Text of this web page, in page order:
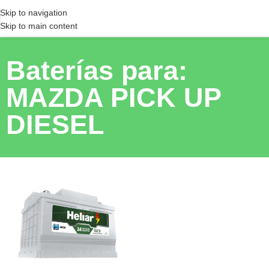
Skip to navigation
Skip to main content
Baterías para:
MAZDA PICK UP
DIESEL